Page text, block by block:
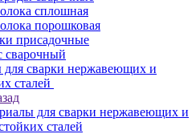
сплошная
порошковая
присадочные
сварки нержавеющих и
сталей
для сварки нержавеющих и
сталей